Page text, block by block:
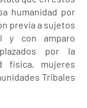
humanidad por
previa a sujetos
y con amparo
por la
física, mujeres
Tribales